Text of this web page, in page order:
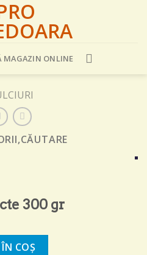
MAGAZIN ONLINE
300 gr
300 gr
COȘ